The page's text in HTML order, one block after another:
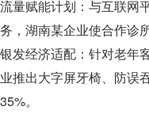
流量赋能计划：与互联网
务，湖南某企业使合作诊
银发经济适配：针对老年
业推出大字屏牙椅、防误
35%。